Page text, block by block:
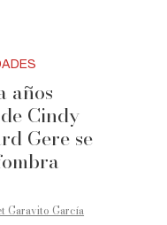
años
Cindy
Gere se
Garavito García